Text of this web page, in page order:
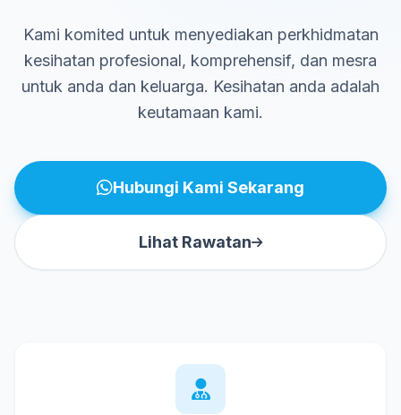
Kami komited untuk menyediakan perkhidmatan
kesihatan profesional, komprehensif, dan mesra
untuk anda dan keluarga. Kesihatan anda adalah
keutamaan kami.
Hubungi Kami Sekarang
Lihat Rawatan